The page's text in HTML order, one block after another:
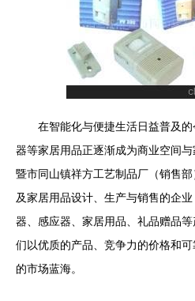
在智能化与便捷生活日益普及
器等家居用品正逐渐成为商业空间
暨市同山镇祥方工艺制品厂（销售
及家居用品设计、生产与销售的企
器、感应器、家居用品、礼品赠品
们以优质的产品、竞争力的价格和
的市场蓝海。